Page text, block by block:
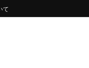
て
て
て